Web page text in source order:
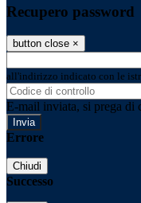
Recupero password
button close ×
all'indirizzo indicato con le
E-mail inviata, si prega di
Errore
Chiudi
Successo